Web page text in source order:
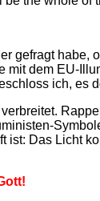
gefragt
dem EU-
ich, es
Das Licht